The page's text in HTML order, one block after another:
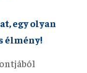
egy olyan
élmény!